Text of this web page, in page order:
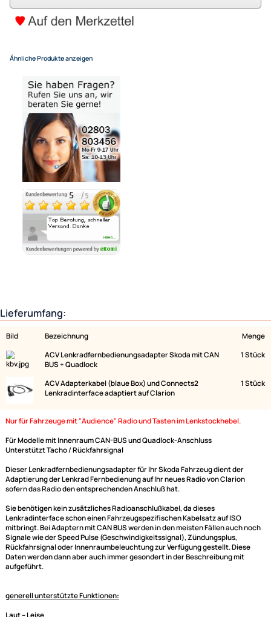
Lieferumfang:
Bild Bezeichnung
ACV Lenkradfernbedienungsadapter Skoda mit CAN
BUS + Quadlock
ACV Adapterkabel (blaue Box) und Connects2
Lenkradinterface adaptiert auf Clarion
Nur für Fahrzeuge mit "Audience" Radio und Tasten im Lenkstockhebel.
Für Modelle mit Innenraum CAN-BUS und Quadlock-Anschluss
Adaptierung der Lenkrad Fernbedienung auf Ihr neues Radio von
In den Warenkorb
- +
Bezahlmöglichkeiten
Noch 1 direkt ab Lager lieferbar
Lieferzeit 1 - 3 Tage
Variantenauswahl
Ähnliche Produkte anzeigen